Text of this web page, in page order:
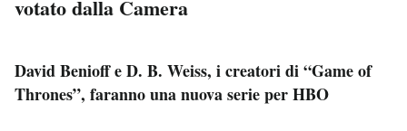
votato dalla Camera
David Benioff e D. B. Weiss, i creatori di “Game of
Thrones”, faranno una nuova serie per HBO